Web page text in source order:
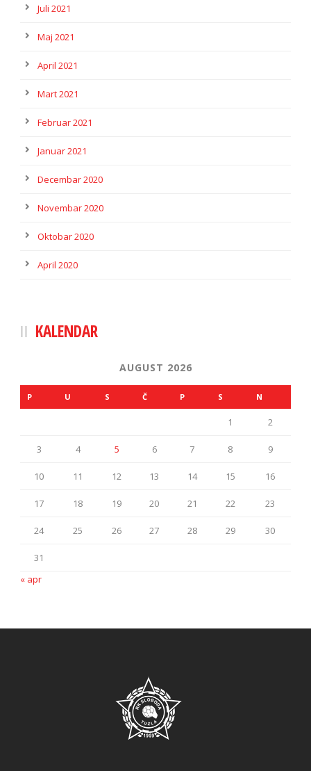
Juli 2021
Maj 2021
April 2021
Mart 2021
Februar 2021
Januar 2021
Decembar 2020
Novembar 2020
Oktobar 2020
April 2020
KALENDAR
AUGUST 2026
P U S Č P S N
1 2
3 4 5 6 7 8 9
10 11 12 13 14 15 16
17 18 19 20 21 22 23
24 25 26 27 28 29 30
31
« apr